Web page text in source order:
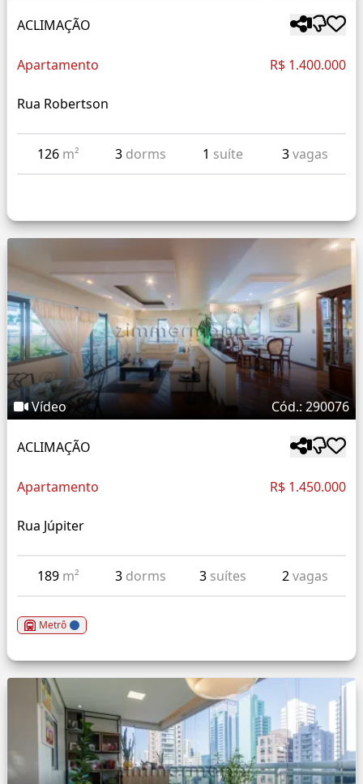
ACLIMAÇÃO
Apartamento R$ 1.400.000
Rua Robertson
126 m² 3 dorms 1 suíte 3vagas
Vídeo Cód.: 290076
ACLIMAÇÃO
Apartamento R$ 1.450.000
Rua Júpiter
189 m² 3 dorms 3 suítes 2vagas
Metrô